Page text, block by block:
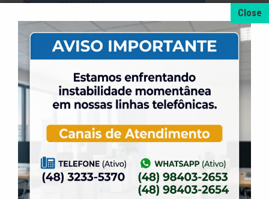
Data: 28/11/2006
Hora: 19h30
Local: Ginásio da AABB
Cidade: Florianópolis
Jogo: ELASE x LIC